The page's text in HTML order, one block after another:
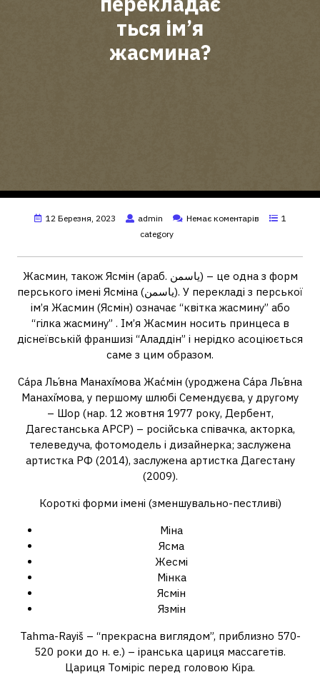
ться ім’я
жасмина?
12 Березня, 2023 admin Немає коментарів
1
category
Жасмин, також Ясмін (араб. یاسمن) – це одна з форм
перського імені Ясміна (یاسمن). У перекладі з перської
ім’я Жасмин (Ясмін) означає “квітка жасмину” або
“гілка жасмину” . Ім’я Жасмин носить принцеса в
діснеївській франшизі “Аладдін” і нерідко асоціюється
саме з цим образом.
Са́ра Ль́вна Манахі́мова Жас́мін (уроджена Са́ра Ль́вна
Манахі́мова, у першому шлюбі Семендуєва, у другому
– Шор (нар. 12 жовтня 1977 року, Дербент,
Дагестанська АРСР) – російська співачка, акторка,
телеведуча, фотомодель і дизайнерка; заслужена
артистка РФ (2014), заслужена артистка Дагестану
(2009).
Короткі форми імені (зменшувально-пестливі)
Міна
Ясма
Жесмі
Мінка
Ясмін
Язмін
Tahma-Rayiš – “прекрасна виглядом”, приблизно 570-
520 роки до н. е.) – іранська цариця массагетів.
Цариця Томіріс перед головою Кіра.